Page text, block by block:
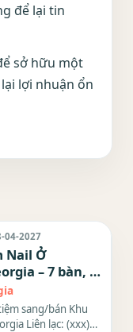
để lại tin
sở hữu một
lợi nhuận ổn
04-2027
Nail Ở
– 7 bàn, 9
sang/bán Khu
Liên lạc: (xxx)